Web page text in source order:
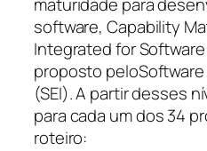
maturidade para
software,Capability
Integrated for Software
proposto pelo
(SEI). A partir desses
para cada um dos 34
roteiro: